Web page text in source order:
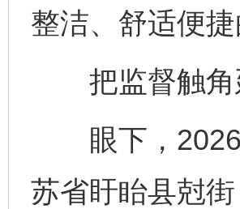
整洁、舒适便
把监督触角
眼下，2026
苏省盱眙县尅